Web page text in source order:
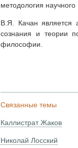
методология научного
В.Я. Качан является
сознания и теории
философии.
Связанные темы
Каллистрат Жаков
Николай Лосский